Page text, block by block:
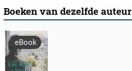
Boeken van dezelfde auteur
eBook